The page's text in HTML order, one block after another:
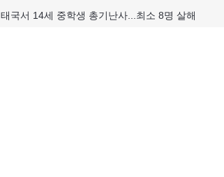
태국서 14세 중학생 총기난사...최소 8명 살해